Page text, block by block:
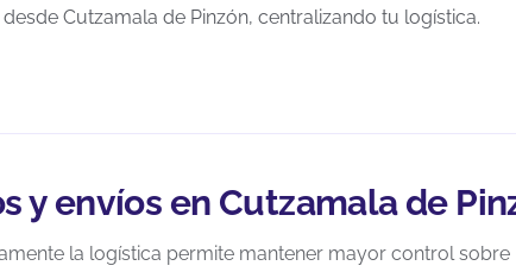
Cutzamala de Pinzón, centralizando tu logística.
y envíos en Cutzamala de
la logística permite mantener mayor control sobre